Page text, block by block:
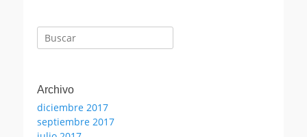
Buscar:
Archivo
diciembre 2017
septiembre 2017